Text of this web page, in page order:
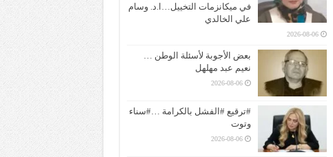
في ميكانزمات التخييل…ا.د. وسام
علي الخالدي
2026-08-06
بعض الأجوبة لأسئلة الوطن …
نعيم عبد مهلهل
2026-08-06
#ترقيع #الفشل بالكرامة …#سناء
وتوت
2026-08-06